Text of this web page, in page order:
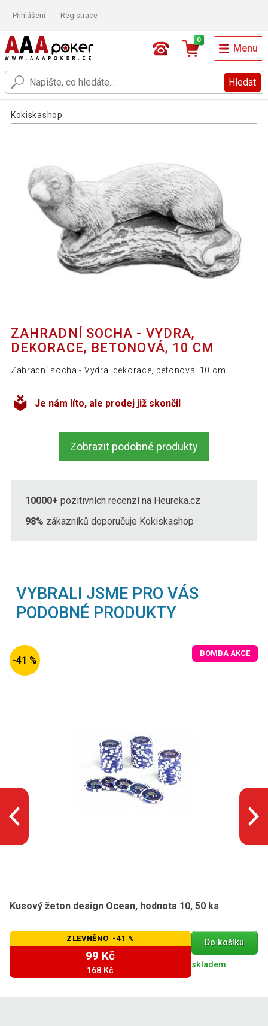
Přihlášení Registrace
Hledat
0
Menu
Kokiskashop
ZAHRADNÍ SOCHA - VYDRA,
DEKORACE, BETONOVÁ, 10 CM
Zahradní socha - Vydra, dekorace, betonová, 10 cm
Je nám líto, ale prodej již skončil
Zobrazit podobné produkty
10000+ pozitivních recenzí na Heureka.cz
98% zákazníků doporučuje Kokiskashop
VYBRALI JSME PRO VÁS
PODOBNÉ PRODUKTY
-41 %
BOMBA AKCE
Kusový žeton design Ocean, hodnota 10, 50 ks
ZLEVNĚNO -41 %
99 Kč
168 Kč
Do košíku
skladem